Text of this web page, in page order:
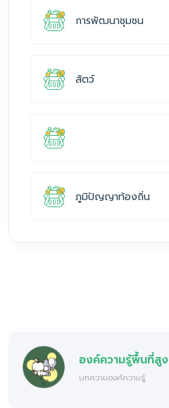
การพัฒนาชุมชน
สัตว์
ภูมิปัญญาท้องถิ่น
องค์ความรู้พื้นที่สูง
บทความองค์ความรู้